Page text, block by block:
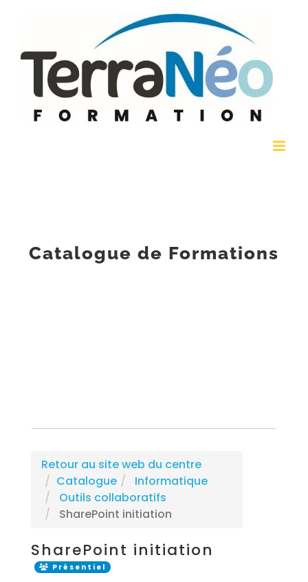
Catalogue de Formations
Retour au site web du centre
Catalogue
Informatique
Outils collaboratifs
SharePoint initiation
SharePoint initiation
Présentiel